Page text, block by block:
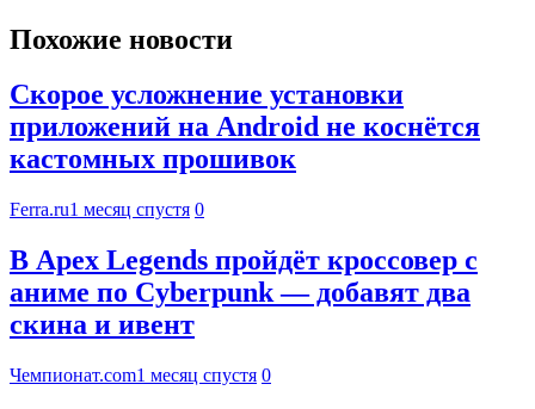
Похожие новости
Скорое усложнение установки
приложений на Android не коснётся
кастомных прошивок
Ferra.ru1 месяц спустя 0
В Apex Legends пройдёт кроссовер с
аниме по Cyberpunk — добавят два
скина и ивент
Чемпионат.com1 месяц спустя 0